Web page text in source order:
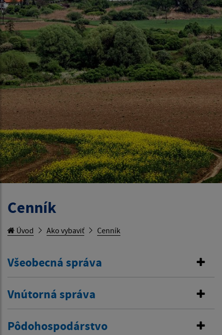
Cenník
Úvod Ako vybaviť Cenník
Všeobecná správa
Vnútorná správa
Pôdohospodárstvo